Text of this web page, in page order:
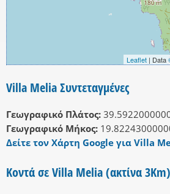
Leaflet | Data
Villa Melia Συντεταγμένες
Γεωγραφικό Πλάτος:
Γεωγραφικό Μήκος:
Δείτε τον Χάρτη Google για Villa
Κοντά σε Villa Melia (ακτίνα 3Km)